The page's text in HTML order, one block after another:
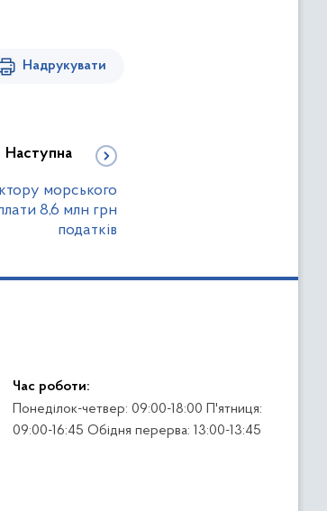
Надрукувати
Наступна
морського
8,6 млн грн
податків
Час роботи:
Понеділок-четвер: 09:00-18:00 П'ятниця:
09:00-16:45 Обідня перерва: 13:00-13:45